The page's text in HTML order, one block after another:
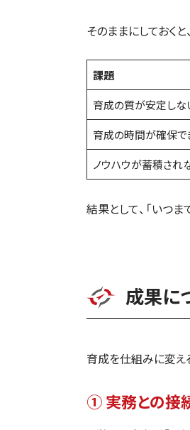
そのままにしておく
課題
育成の質が安定しな
育成の時間が確保で
ノウハウが蓄積され
結果として、「いつま
成果に
育成を仕組みに変え
① 実務との接